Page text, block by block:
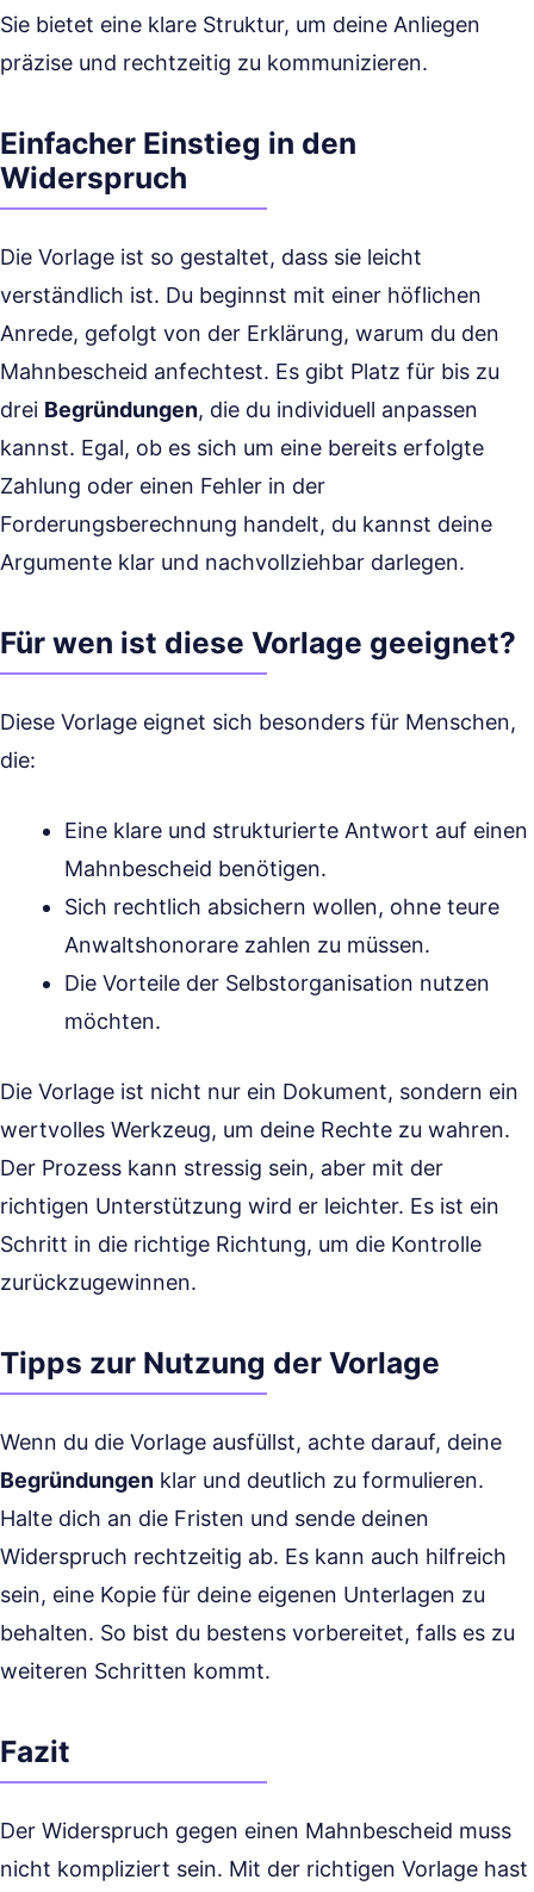
Sie bietet eine klare Struktur, um deine Anliegen
präzise und rechtzeitig zu kommunizieren.
Einfacher Einstieg in den
Widerspruch
Die Vorlage ist so gestaltet, dass sie leicht
verständlich ist. Du beginnst mit einer höflichen
Anrede, gefolgt von der Erklärung, warum du den
Mahnbescheid anfechtest. Es gibt Platz für bis zu
drei Begründungen, die du individuell anpassen
kannst. Egal, ob es sich um eine bereits erfolgte
Zahlung oder einen Fehler in der
Forderungsberechnung handelt, du kannst deine
Argumente klar und nachvollziehbar darlegen.
Für wen ist diese Vorlage geeignet?
Diese Vorlage eignet sich besonders für Menschen,
die:
Eine klare und strukturierte Antwort auf einen
Mahnbescheid benötigen.
Sich rechtlich absichern wollen, ohne teure
Anwaltshonorare zahlen zu müssen.
Die Vorteile der Selbstorganisation nutzen
möchten.
Die Vorlage ist nicht nur ein Dokument, sondern ein
wertvolles Werkzeug, um deine Rechte zu wahren.
Der Prozess kann stressig sein, aber mit der
richtigen Unterstützung wird er leichter. Es ist ein
Schritt in die richtige Richtung, um die Kontrolle
zurückzugewinnen.
Tipps zur Nutzung der Vorlage
Wenn du die Vorlage ausfüllst, achte darauf, deine
Begründungen klar und deutlich zu formulieren.
Halte dich an die Fristen und sende deinen
Widerspruch rechtzeitig ab. Es kann auch hilfreich
sein, eine Kopie für deine eigenen Unterlagen zu
behalten. So bist du bestens vorbereitet, falls es zu
weiteren Schritten kommt.
Fazit
Der Widerspruch gegen einen Mahnbescheid muss
nicht kompliziert sein. Mit der richtigen Vorlage hast